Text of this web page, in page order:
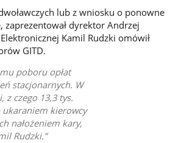
lub z wniosku o ponowne
dyrektor Andrzej
Kamil Rudzki omówił
GITD.
poboru opłat
stacjonarnych. W
czego 13,3 tys.
ukaraniem kierowcy
nałożeniem kary,
Rudzki.